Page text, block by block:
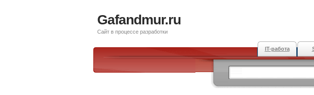
Gafandmur.ru
Сайт в процессе разработки
IT-работа